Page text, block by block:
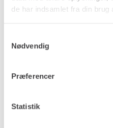
de har indsamlet fra din brug
Nødvendig
Præferencer
Statistik
Renta udlejer kun til
LEJ NU
ophæng til sikker